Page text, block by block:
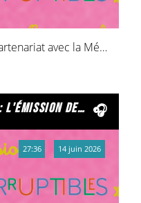
Une émission réalisée en partenariat avec la Médiathèque de Cormontreuil
croix-bonhomme de cormontreuil
27:36 14 juin 2026